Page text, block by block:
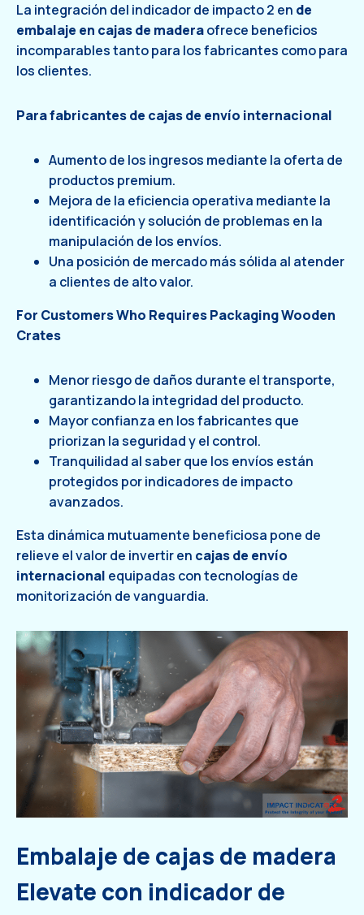
La integración del indicador de impacto 2 en de
embalaje en cajas de maderaofrece beneficios
incomparables tanto para los fabricantes como para
los clientes.
Para fabricantes de cajas de envío internacional
Aumento de los ingresos mediante la oferta de
productos premium.
Mejora de la eficiencia operativa mediante la
identificación y solución de problemas en la
manipulación de los envíos.
Una posición de mercado más sólida al atender
a clientes de alto valor.
For Customers Who RequiresPackaging Wooden
Crates
Menor riesgo de daños durante el transporte,
garantizando la integridad del producto.
Mayor confianza en los fabricantes que
priorizan la seguridad y el control.
Tranquilidad al saber que los envíos están
protegidos por indicadores de impacto
avanzados.
Esta dinámica mutuamente beneficiosa pone de
relieve el valor de invertir en cajas de envío
internacional equipadas con tecnologías de
monitorización de vanguardia.
Embalaje de cajas de madera
Elevate con indicador de